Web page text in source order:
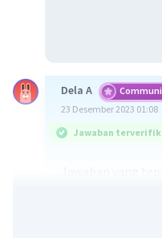
Dela A
23 Desember 2023 01:08
Jawaban
Suku